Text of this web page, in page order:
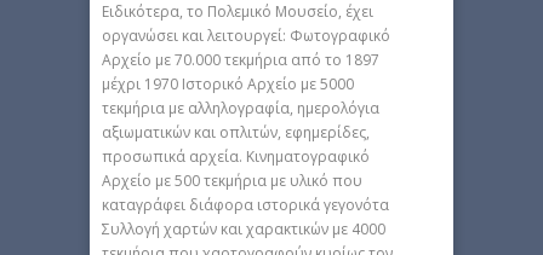
Ειδικότερα, το Πολεμικό Μουσείο, έχει
οργανώσει και λειτουργεί: Φωτογραφικό
Αρχείο με 70.000 τεκμήρια από το 1897
μέχρι 1970 Ιστορικό Αρχείο με 5000
τεκμήρια με αλληλογραφία, ημερολόγια
αξιωματικών και οπλιτών, εφημερίδες,
προσωπικά αρχεία. Κινηματογραφικό
Αρχείο με 500 τεκμήρια με υλικό που
καταγράφει διάφορα ιστορικά γεγονότα
Συλλογή χαρτών και χαρακτικών με 4000